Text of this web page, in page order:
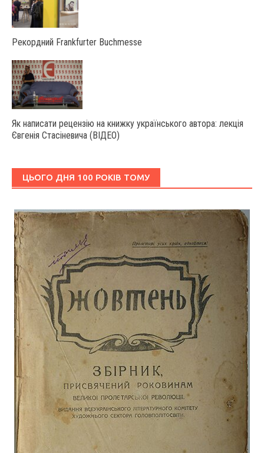
Рекордний Frankfurter Buchmesse
Як написати рецензію на книжку українського автора: лекція
Євгенія Стасіневича (ВІДЕО)
ЦЬОГО ДНЯ 100 РОКІВ ТОМУ